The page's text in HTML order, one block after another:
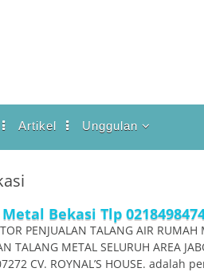
Artikel
Unggulan
Ariston
Intisolar
Polaris
Solahart
Bekasi Tlp
PENJUALAN TALANG AIR RUMAH
TALANG METAL SELURUH AREA
CV. ROYNAL’S HOUSE. adalah